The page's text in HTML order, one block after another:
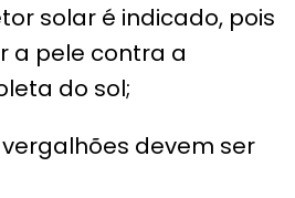
solar é indicado, pois
a pele contra a
do sol;
devem ser